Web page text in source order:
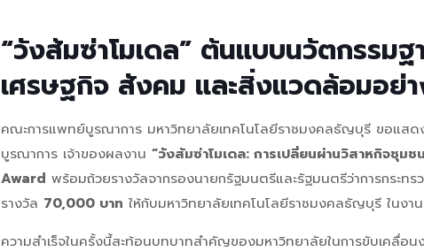
“วังส้มซ่าโมเดล” ต้นแบบนวัตกรรม
เศรษฐกิจ สังคม และสิ่งแวดล้อมอย่
คณะการแพทย์บูรณาการ มหาวิทยาลัยเทคโนโลยีราชมงคลธัญบุรี ขอแส
บูรณาการ เจ้าของผลงาน“วังส้มซ่าโมเดล: การเปลี่ยนผ่านวิสาหกิจชุม
Award พร้อมถ้วยรางวัลจากรองนายกรัฐมนตรีและรัฐมนตรีว่าการกระท
รางวัล 70,000 บาท ให้กับมหาวิทยาลัยเทคโนโลยีราชมงคลธัญบุรี ในงาน
ความสำเร็จในครั้งนี้สะท้อนบทบาทสำคัญของมหาวิทยาลัยในการขับเคลื่อน